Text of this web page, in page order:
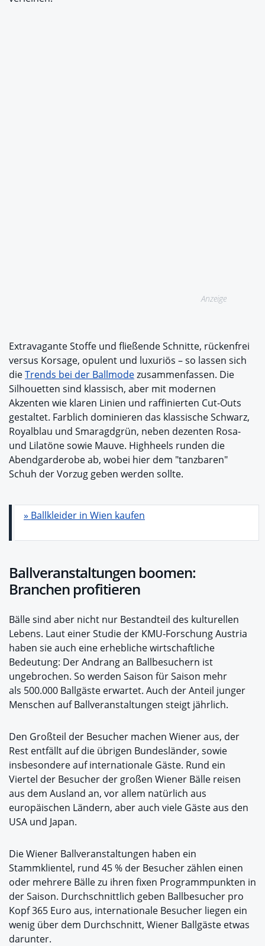
Anzeige
Extravagante Stoffe und fließende Schnitte, rückenfrei
versus Korsage, opulent und luxuriös – so lassen sich
dieTrends bei der Ballmodezusammenfassen. Die
Silhouetten sind klassisch, aber mit modernen
Akzenten wie klaren Linien und raffinierten Cut-Outs
gestaltet. Farblich dominieren das klassische Schwarz,
Royalblau und Smaragdgrün, neben dezenten Rosa-
und Lilatöne sowie Mauve. Highheels runden die
Abendgarderobe ab, wobei hier dem "tanzbaren"
Schuh der Vorzug geben werden sollte.
» Ballkleider in Wien kaufen
Ballveranstaltungen boomen:
Branchen profitieren
Bälle sind aber nicht nur Bestandteil des kulturellen
Lebens. Laut einer Studie der KMU-Forschung Austria
haben sie auch eine erhebliche wirtschaftliche
Bedeutung: Der Andrang an Ballbesuchern ist
ungebrochen. So werden Saison für Saison mehr
als 500.000 Ballgäste erwartet. Auch der Anteil junger
Menschen auf Ballveranstaltungen steigt jährlich.
Den Großteil der Besucher machen Wiener aus, der
Rest entfällt auf die übrigen Bundesländer, sowie
insbesondere auf internationale Gäste. Rund ein
Viertel der Besucher der großen Wiener Bälle reisen
aus dem Ausland an, vor allem natürlich aus
europäischen Ländern, aber auch viele Gäste aus den
USA und Japan.
Die Wiener Ballveranstaltungen haben ein
Stammklientel, rund 45 % der Besucher zählen einen
oder mehrere Bälle zu ihren fixen Programmpunkten in
der Saison. Durchschnittlich geben Ballbesucher pro
Kopf 365 Euro aus, internationale Besucher liegen ein
wenig über dem Durchschnitt, Wiener Ballgäste etwas
darunter.